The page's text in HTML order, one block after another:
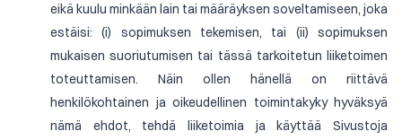
eikä kuulu minkään lain tai määräyksen soveltamiseen, joka
estäisi: (i) sopimuksen tekemisen, tai (ii) sopimuksen
mukaisen suoriutumisen tai tässä tarkoitetun liiketoimen
toteuttamisen. Näin ollen hänellä on riittävä
henkilökohtainen ja oikeudellinen toimintakyky hyväksyä
nämä ehdot, tehdä liiketoimia ja käyttää Sivustoja